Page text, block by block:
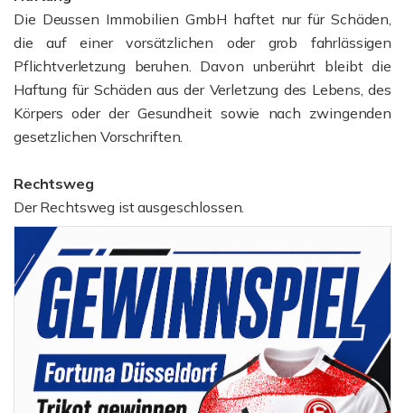
Die Deussen Immobilien GmbH haftet nur für Schäden,
die auf einer vorsätzlichen oder grob fahrlässigen
Pflichtverletzung beruhen. Davon unberührt bleibt die
Haftung für Schäden aus der Verletzung des Lebens, des
Körpers oder der Gesundheit sowie nach zwingenden
gesetzlichen Vorschriften.
Rechtsweg
Der Rechtsweg ist ausgeschlossen.